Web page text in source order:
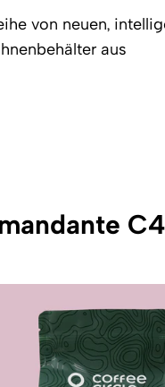
von neuen,
aus